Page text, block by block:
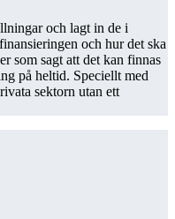
och lagt in de i
och hur det ska
som sagt att det kan finnas
på heltid. Speciellt med
sektorn utan ett